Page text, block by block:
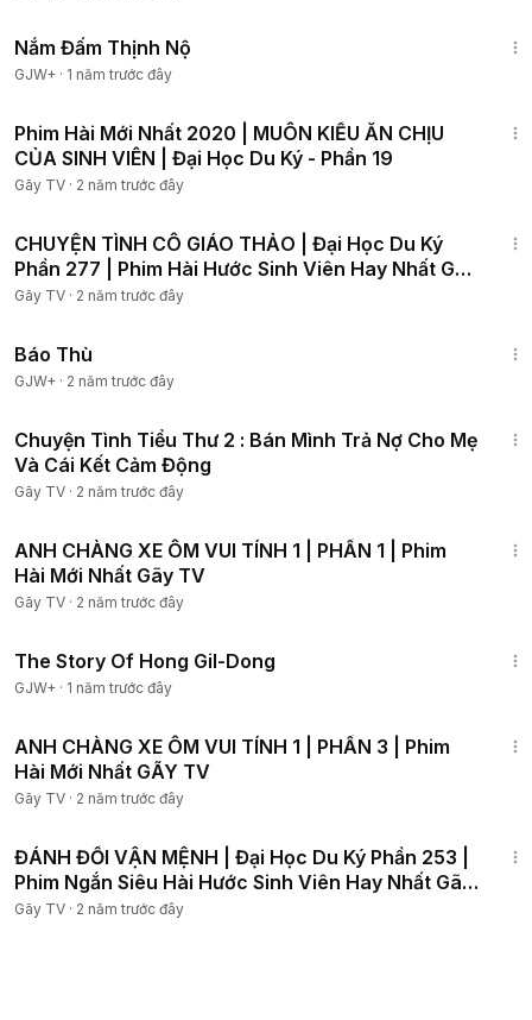
Nắm Đấm Thịnh Nộ
GJW+ · 1 năm trước đây
Phim Hài Mới Nhất 2020 | MUÔN KIỂU ĂN CHỊU
CỦA SINH VIÊN | Đại Học Du Ký - Phần 19
Gãy TV · 2 năm trước đây
CHUYỆN TÌNH CÔ GIÁO THẢO | Đại Học Du Ký
Phần 277 | Phim Hài Hước Sinh Viên Hay Nhất Gãy
TV
Gãy TV · 2 năm trước đây
Báo Thù
GJW+ · 2 năm trước đây
Chuyện Tình Tiểu Thư 2 : Bán Mình Trả Nợ Cho Mẹ
Và Cái Kết Cảm Động
Gãy TV · 2 năm trước đây
ANH CHÀNG XE ÔM VUI TÍNH 1 | PHẦN 1 | Phim
Hài Mới Nhất Gãy TV
Gãy TV · 2 năm trước đây
The Story Of Hong Gil-Dong
GJW+ · 1 năm trước đây
ANH CHÀNG XE ÔM VUI TÍNH 1 | PHẦN 3 | Phim
Hài Mới Nhất GÃY TV
Gãy TV · 2 năm trước đây
ĐÁNH ĐỔI VẬN MỆNH | Đại Học Du Ký Phần 253 |
Phim Ngắn Siêu Hài Hước Sinh Viên Hay Nhất Gãy
TV
Gãy TV · 2 năm trước đây